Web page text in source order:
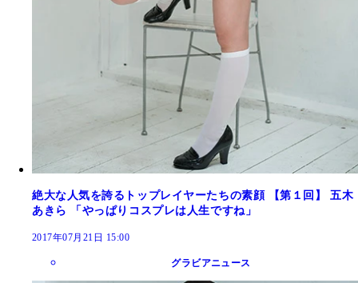
絶大な人気を誇るトップレイヤーたちの素顔 【第１回】 五木
あきら 「やっぱりコスプレは人生ですね」
2017年07月21日 15:00
グラビアニュース